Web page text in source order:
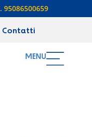
Contatti
MENU